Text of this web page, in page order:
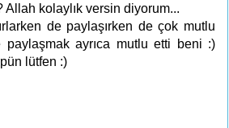
Allah kolaylık versin diyorum...
de paylaşırken de çok mutlu
paylaşmak ayrıca mutlu etti beni :)
lütfen :)